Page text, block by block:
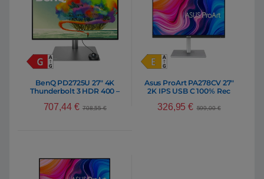
BenQ PD2725U 27″ 4K
Thunderbolt 3 HDR 400 –
707,44 € 708,55€
Asus ProArt PA278CV 27″
2K IPS USB C 100% Rec
326,95€ 599,00€